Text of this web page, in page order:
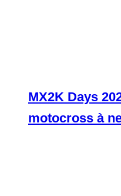
MX2K Days
motocross à